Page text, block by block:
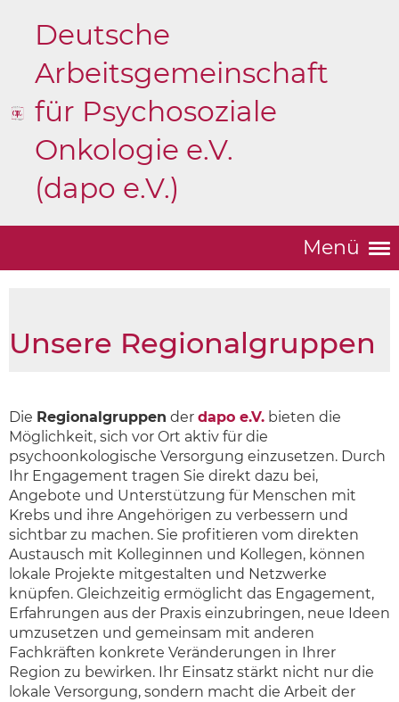
Deutsche
Arbeitsgemeinschaft
für Psychosoziale
Onkologie e.V.
(dapo e.V.)
Menü
Unsere Regionalgruppen
Die Regionalgruppen der dapo e.V. bieten die
Möglichkeit, sich vor Ort aktiv für die
psychoonkologische Versorgung einzusetzen. Durch
Ihr Engagement tragen Sie direkt dazu bei,
Angebote und Unterstützung für Menschen mit
Krebs und ihre Angehörigen zu verbessern und
sichtbar zu machen. Sie profitieren vom direkten
Austausch mit Kolleginnen und Kollegen, können
lokale Projekte mitgestalten und Netzwerke
knüpfen. Gleichzeitig ermöglicht das Engagement,
Erfahrungen aus der Praxis einzubringen, neue Ideen
umzusetzen und gemeinsam mit anderen
Fachkräften konkrete Veränderungen in Ihrer
Region zu bewirken. Ihr Einsatz stärkt nicht nur die
lokale Versorgung, sondern macht die Arbeit der